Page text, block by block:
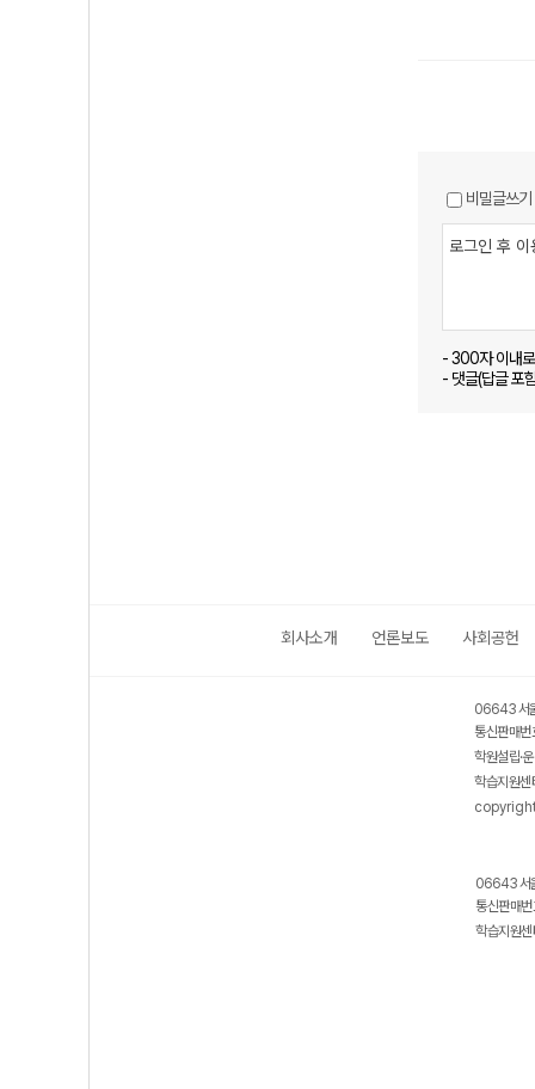
비밀글쓰기
- 300자 이내
- 댓글(답글 포
회사소개 언론보도 사회공헌
06643 서
통신판매
학원설립·
학습지원
06643 서
통신판매
학습지원